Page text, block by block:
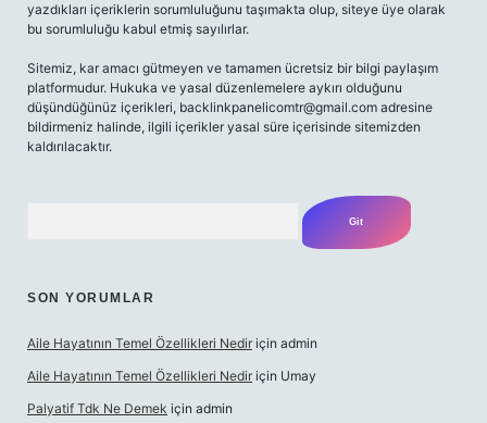
yazdıkları içeriklerin sorumluluğunu taşımakta olup, siteye üye olarak
bu sorumluluğu kabul etmiş sayılırlar.
Sitemiz, kar amacı gütmeyen ve tamamen ücretsiz bir bilgi paylaşım
platformudur. Hukuka ve yasal düzenlemelere aykırı olduğunu
düşündüğünüz içerikleri, backlinkpanelicomtr@gmail.com adresine
bildirmeniz halinde, ilgili içerikler yasal süre içerisinde sitemizden
kaldırılacaktır.
SON YORUMLAR
Aile Hayatının Temel Özellikleri Nedir için admin
Aile Hayatının Temel Özellikleri Nedir için Umay
Palyatif Tdk Ne Demek için admin